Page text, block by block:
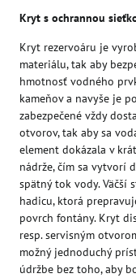
Kryt s ochrannou
Kryt rezervoáru je
materiálu, tak aby
hmotnosť vodného
kameňov a navyše je
zabezpečené vždy
otvorov, tak aby sa
element dokázala v
nádrže, čím sa vytvorí
spätný tok vody. Väčší
hadicu, ktorá
povrch fontány. Kryt
resp. servisným
možný jednoduchý
údržbe bez toho, aby